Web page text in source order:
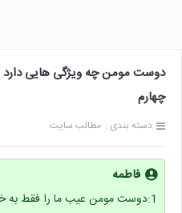
چهارم
دسته بندی : مطالب سایت
فاطمه